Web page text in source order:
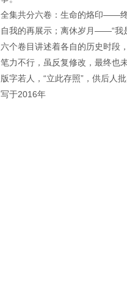
全集共分六卷：生命的烙印——
自我的再展示；离休岁月——“我
六个卷目讲述着各自的历史时段
笔力不行，虽反复修改，最终也
版字若人，“立此存照”，供后人
写于2016年